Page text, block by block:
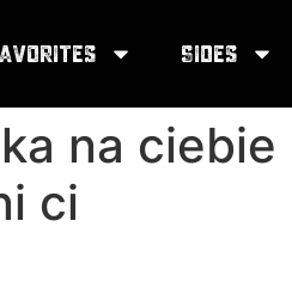
Sides
na ciebie
ci